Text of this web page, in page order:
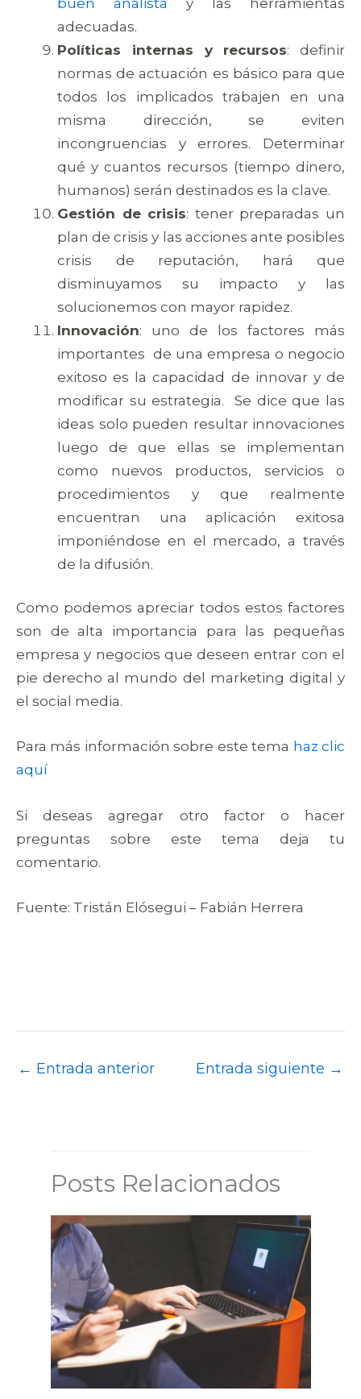
adecuadas.
Políticas internas y recursos: definir
normas de actuación es básico para que
todos los implicados trabajen en una
misma dirección, se eviten
incongruencias y errores. Determinar
qué y cuantos recursos (tiempo dinero,
humanos) serán destinados es la clave.
Gestión de crisis: tener preparadas un
plan de crisis y las acciones ante posibles
crisis de reputación, hará que
disminuyamos su impacto y las
solucionemos con mayor rapidez.
Innovación: uno de los factores más
importantes de una empresa o negocio
exitoso es la capacidad de innovar y de
modificar su estrategia. Se dice que las
ideas solo pueden resultar innovaciones
luego de que ellas se implementan
como nuevos productos, servicios o
procedimientos y que realmente
encuentran una aplicación exitosa
imponiéndose en el mercado, a través
de la difusión.
Como podemos apreciar todos estos factores
son de alta importancia para las pequeñas
empresa y negocios que deseen entrar con el
pie derecho al mundo del marketing digital y
el social media.
Para más información sobre este tema haz clic
aquí
Si deseas agregar otro factor o hacer
preguntas sobre este tema deja tu
comentario.
Fuente: Tristán Elósegui – Fabián Herrera
← Entrada anterior Entrada siguiente →
Posts Relacionados